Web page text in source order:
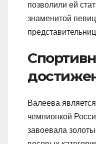
позволили ей
знаменитой
Валеева
чемпионкой
завоевала